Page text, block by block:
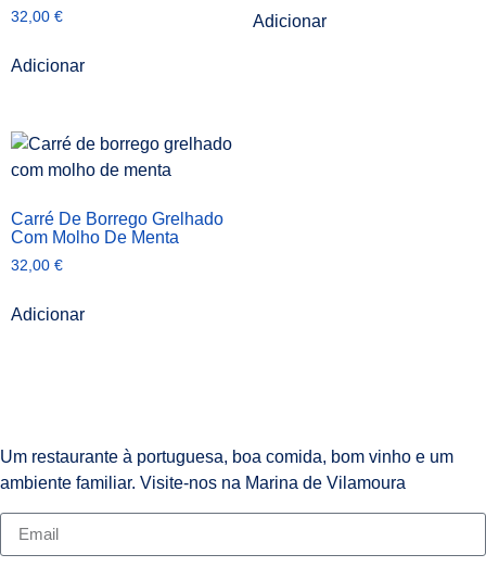
32,00 €
Adicionar
Adicionar
Carré De Borrego Grelhado
Com Molho De Menta
32,00 €
Adicionar
Um restaurante à portuguesa, boa comida, bom vinho e um
ambiente familiar. Visite-nos na Marina de Vilamoura